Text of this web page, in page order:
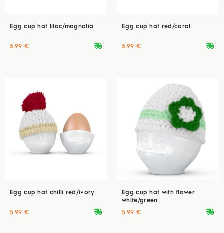
Egg cup hat lilac/magnolia
deliveryvan
5.99 €
Egg cup hat red/coral
deliveryvan
5.99 €
Egg cup hat chilli red/ivory
deliveryvan
5.99 €
Egg cup hat with flower
white/green
deliveryvan
5.99 €